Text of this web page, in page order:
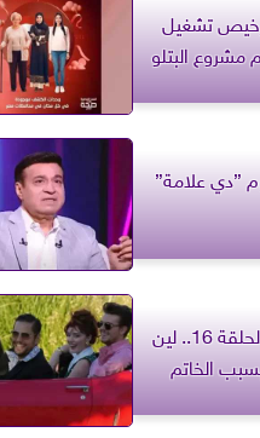
تصدر 763 ترخيص تشغيل
البتلو
”دي علامة”
مسلسل حب ع ورق الحلقة 16.. لين
الخاتم